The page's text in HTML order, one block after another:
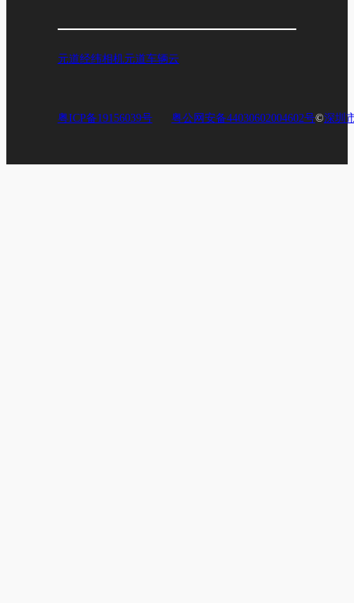
元道经纬相机元道车辆云
粤ICP备19156039号 粤公网安备44030602004602号©深圳